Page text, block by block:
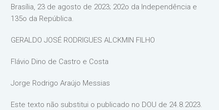
Brasília, 23 de agosto de 2023; 202o da Independência e
135o da República.
GERALDO JOSÉ RODRIGUES ALCKMIN FILHO
Flávio Dino de Castro e Costa
Jorge Rodrigo Araújo Messias
Este texto não substitui o publicado no DOU de 24.8.2023.